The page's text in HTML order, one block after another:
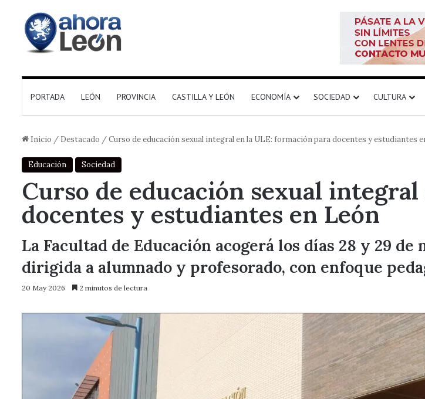
PORTADA LEÓN PROVINCIA CASTILLA Y LEÓN ECONOMÍA SOCIEDAD CULTURA
Inicio / Destacado /Curso de educación sexual integral en la ULE: formación para docentes y estudiantes
Educación Sociedad
Curso de educación sexual
docentes y estudiantes en León
La Facultad de Educación acogerá los días 28 y 29
dirigida a alumnado y profesorado, con enfoque
20 May 2026 2 minutos de lectura